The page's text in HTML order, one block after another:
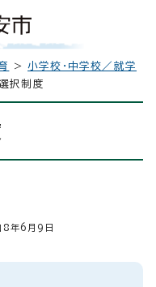
>小学校・中学校／就学
択制度
8年6月9日